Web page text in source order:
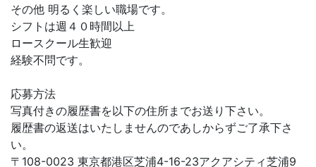
その他 明るく楽しい職場です。
シフトは週４０時間以上
ロースクール生歓迎
経験不問です。
応募方法
写真付きの履歴書を以下の住所までお送り下さい。
履歴書の返送はいたしませんのであしからずご了承下さ
い。
〒108-0023 東京都港区芝浦4-16-23アクアシティ芝浦9